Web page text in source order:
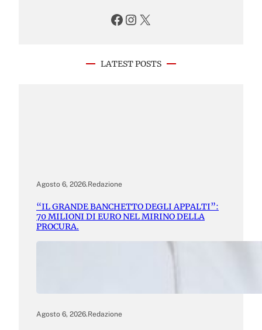
Facebook Instagram X
LATEST POSTS
Agosto 6, 2026.Redazione
“IL GRANDE BANCHETTO DEGLI APPALTI”:
70 MILIONI DI EURO NEL MIRINO DELLA
PROCURA.
Agosto 6, 2026.Redazione